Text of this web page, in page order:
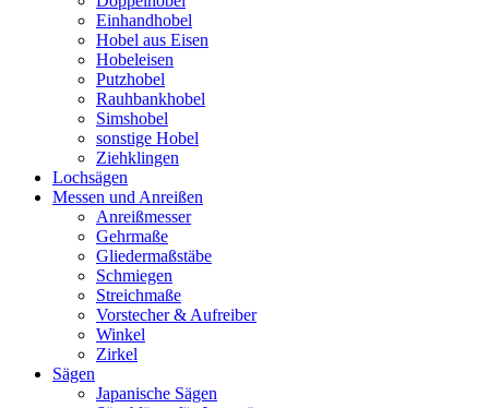
Einhandhobel
Hobel aus Eisen
Hobeleisen
Putzhobel
Rauhbankhobel
Simshobel
sonstige Hobel
Ziehklingen
Lochsägen
Messen und Anreißen
Anreißmesser
Gehrmaße
Gliedermaßstäbe
Schmiegen
Streichmaße
Vorstecher & Aufreiber
Winkel
Zirkel
Sägen
Japanische Sägen